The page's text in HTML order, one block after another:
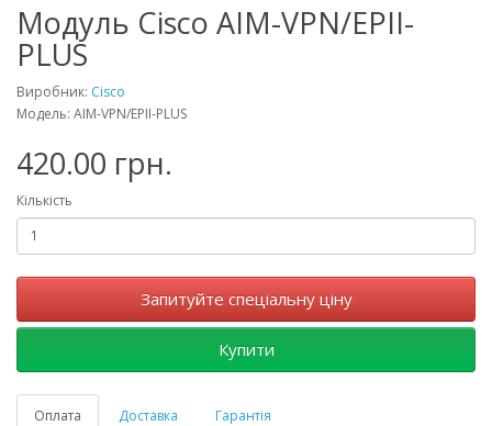
Модуль Cisco AIM-VPN/EPII-
PLUS
Виробник: Cisco
Модель: AIM-VPN/EPII-PLUS
420.00 грн.
Кількість
Запитуйте спеціальну ціну
Купити
Оплата Доставка Гарантія